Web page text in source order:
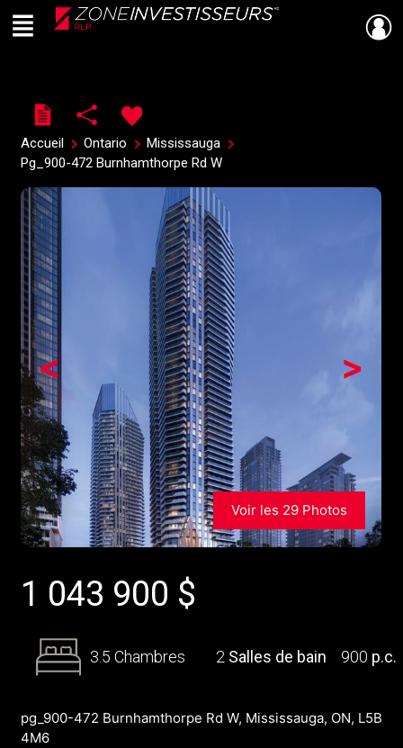
Live
En Direct
Menu
Accueil Ontario
Mississauga
Pg_900-472 Burnhamthorpe Rd W
>
<
Voir les 29 Photos
1 043 900 $
3.5 Chambres 2 Salles de bain 900 p.c.
pg_900-472 Burnhamthorpe Rd W, Mississauga, ON, L5B
4M6